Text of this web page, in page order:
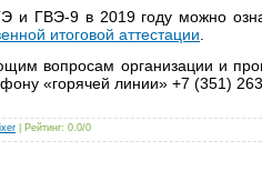
и ГВЭ-9 в 2019 году можно
итоговой аттестации
вопросам организации и
«горячей линии» +7 (351)
Рейтинг: 0.0/0